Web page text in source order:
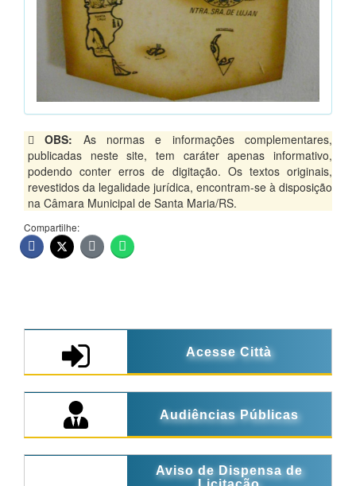
OBS: As normas e informações complementares,
publicadas neste site, tem caráter apenas informativo,
podendo conter erros de digitação. Os textos originais,
revestidos da legalidade jurídica, encontram-se à disposição
na Câmara Municipal de Santa Maria/RS.
Compartilhe:
Acesse Città
Audiências Públicas
Aviso de Dispensa de